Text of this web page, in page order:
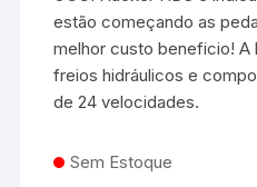
estão começando as
melhor custo beneficio! A
freios hidráulicos e
de 24 velocidades.
Sem Estoque